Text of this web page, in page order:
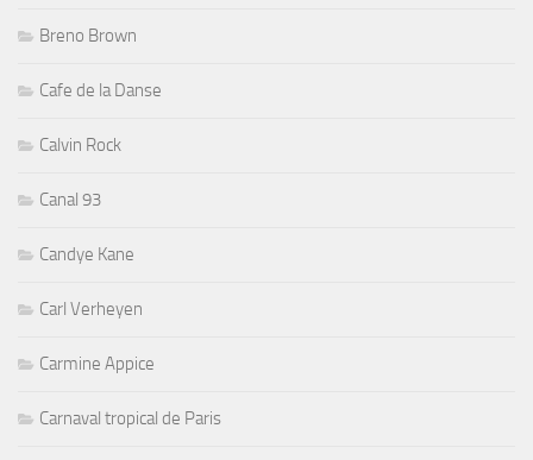
Breno Brown
Cafe de la Danse
Calvin Rock
Canal 93
Candye Kane
Carl Verheyen
Carmine Appice
Carnaval tropical de Paris